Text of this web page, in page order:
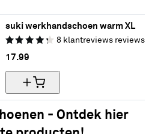
suki werkhandschoen warm XL
8 klantreviews reviews
17.99
- Ontdek hier